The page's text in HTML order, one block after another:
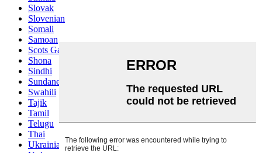
Slovak
Slovenian
Somali
Samoan
Scots Gaelic
Shona
Sindhi
Sundanese
Swahili
Tajik
Tamil
Telugu
Thai
Ukrainian